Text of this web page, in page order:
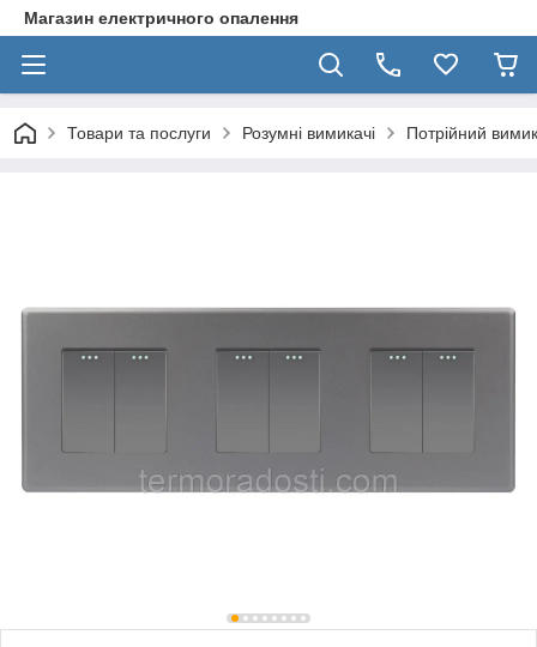
Магазин електричного опалення
Товари та послуги Розумні вимикачі Потрійний